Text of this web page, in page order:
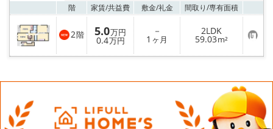
階 家賃/共益費 敷金/礼金 間取り/専有面積
2階 5.0万円
0.4万円
－
1 ヶ月
2LDK
59.03m² お
気
に
登
録